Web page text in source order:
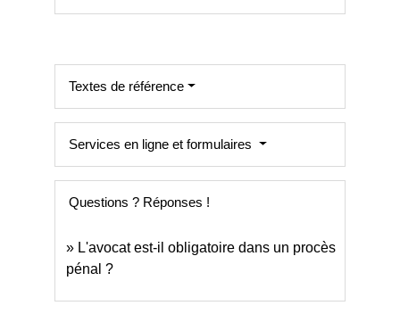
Textes de référence
Services en ligne et formulaires
Questions ? Réponses !
L'avocat est-il obligatoire dans un procès
pénal ?